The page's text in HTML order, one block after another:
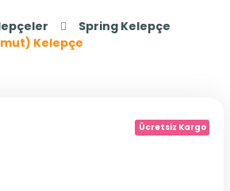
Spring Kelepçe
Kelepçe
Ücretsiz Kargo